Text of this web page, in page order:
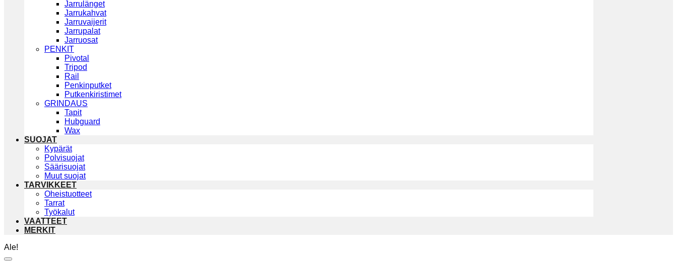
Jarrulänget
Jarrukahvat
Jarruvaijerit
Jarrupalat
Jarruosat
PENKIT
Pivotal
Tripod
Rail
Penkinputket
Putkenkiristimet
GRINDAUS
Tapit
Hubguard
Wax
SUOJAT
Kypärät
Polvisuojat
Säärisuojat
Muut suojat
TARVIKKEET
Oheistuotteet
Tarrat
Työkalut
VAATTEET
MERKIT
Ale!